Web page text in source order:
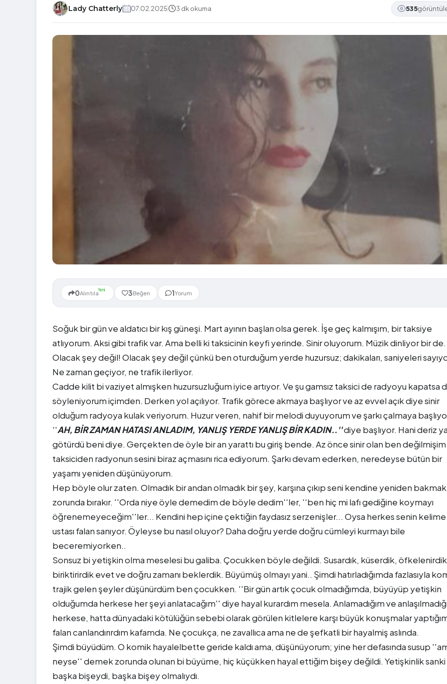
Lady Chatterly 07.02.2025 3 dk okuma 535
0AlıntılaYeni 3Beğen 1Yorum
Soğuk bir gün ve aldatıcı bir kış güneşi. Mart ayının başları olsa gerek. İşe geç kalmışım, bir taksiye
atlıyorum. Aksi gibi trafik var. Ama belli ki taksicinin keyfi yerinde. Sinir oluyorum. Müzik dinliyor bir de.
Olacak şey değil! Olacak şey değil çünkü ben oturduğum yerde huzursuz; dakikaları, saniyeleri
Ne zaman geçiyor, ne trafik ilerliyor.
Cadde kilit bi vaziyet almışken huzursuzluğum iyice artıyor. Ve şu gamsız taksici de radyoyu kapatsa
söyleniyorum içimden. Derken yol açılıyor. Trafik görece akmaya başlıyor ve az evvel açık diye sinir
olduğum radyoya kulak veriyorum. Huzur veren, nahif bir melodi duyuyorum ve şarkı çalmaya
''AH, BİR ZAMAN HATASI ANLADIM, YANLIŞ YERDE YANLIŞ BİR KADIN..''diye başlıyor. Hani deriz
götürdü beni diye. Gerçekten de öyle bir an yarattı bu giriş bende. Az önce sinir olan ben
taksiciden radyonun sesini biraz açmasını rica ediyorum. Şarkı devam ederken, neredeyse bütün bir
yaşamı yeniden düşünüyorum.
Hep böyle olur zaten. Olmadık bir andan olmadık bir şey, karşına çıkıp seni kendine yeniden bakmak
zorunda bırakır. ''Orda niye öyle demedim de böyle dedim''ler, ''ben hiç mi lafı gediğine koymayı
öğrenemeyeceğim''ler... Kendini hep içine çektiğin faydasız serzenişler... Oysa herkes senin kelime
ustası falan sanıyor. Öyleyse bu nasıl oluyor? Daha doğru yerde doğru cümleyi kurmayı bile
beceremiyorken..
Sonsuz bi yetişkin olma meselesi bu galiba. Çocukken böyle değildi. Susardık, küserdik,
biriktirirdik evet ve doğru zamanı beklerdik. Büyümüş olmayı yani.. Şimdi hatırladığımda fazlasıyla
trajik gelen şeyler düşünürdüm ben çocukken. ''Bir gün artık çocuk olmadığımda, büyüyüp yetişkin
olduğumda herkese her şeyi anlatacağım'' diye hayal kurardım mesela. Anlamadığım ve
herkese, hatta dünyadaki kötülüğün sebebi olarak görülen kitlelere karşı büyük konuşmalar
falan canlandırırdım kafamda. Ne çocukça, ne zavallıca ama ne de şefkatli bir hayalmiş aslında.
Şimdi büyüdüm. O komik hayalelbette geride kaldı ama, düşünüyorum; yine her defasında susup
neyse'' demek zorunda olunan bi büyüme, hiç küçükken hayal ettiğim bişey değildi. Yetişkinlik sanki
başka bişeydi, başka bişey olmalıydı.